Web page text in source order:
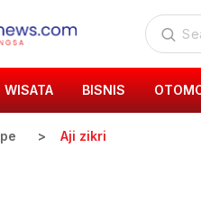
WISATA BISNIS
Aji zikri